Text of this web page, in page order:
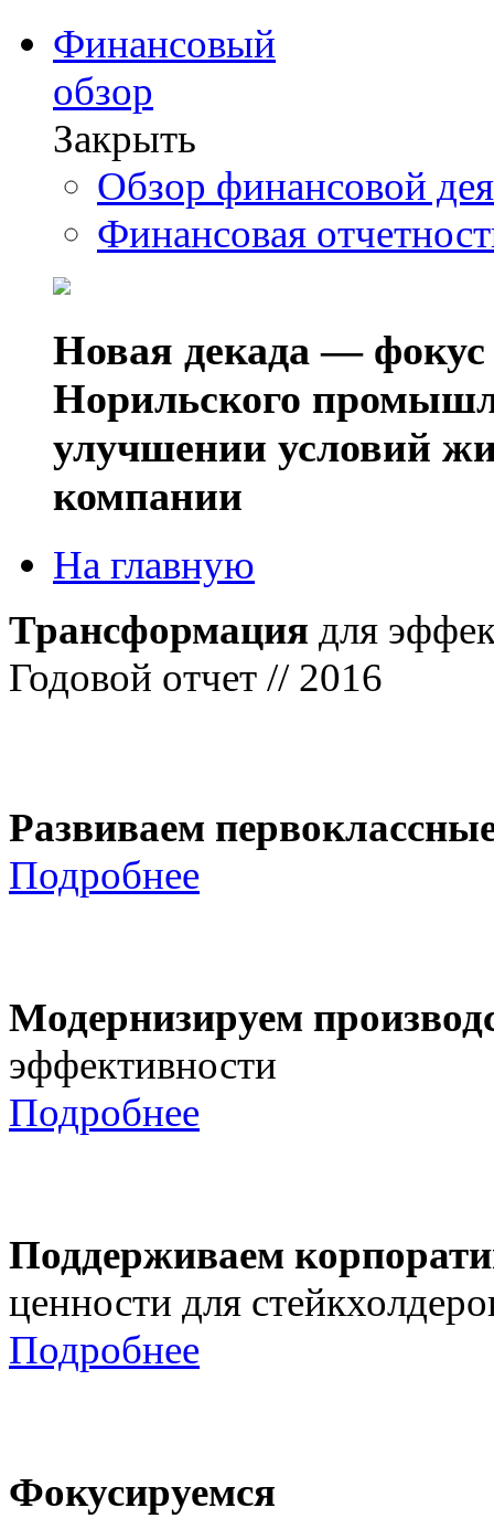
Финансовый
обзор
Закрыть
Обзор финансовой
Финансовая
Новая декада — фокус
Норильского
улучшении условий
компании
На главную
Трансформация для
Годовой отчет // 2016
Развиваем
Подробнее
Модернизируем
эффективности
Подробнее
Поддерживаем
ценности для
Подробнее
Фокусируемся